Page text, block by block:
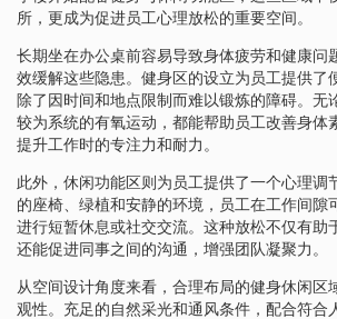
所，更成为促进员工心理放松的重要空间。
长期坐在办公桌前容易导致身体疲劳和健康问
效缓解这些隐患。健身区的设立为员工提供了
除了因时间和地点限制而难以锻炼的障碍。无
较为系统的有氧运动，都能帮助员工改善身体
提升工作时的专注力和耐力。
此外，休闲功能区则为员工提供了一个心理调
的座椅、绿植和安静的环境，员工在工作间隙
进行短暂休息或社交交流。这种放松不仅有助
还能促进同事之间的沟通，增强团队凝聚力。
从空间设计角度来看，合理布局的健身休闲区
观性。充足的自然采光和通风条件，配合符合